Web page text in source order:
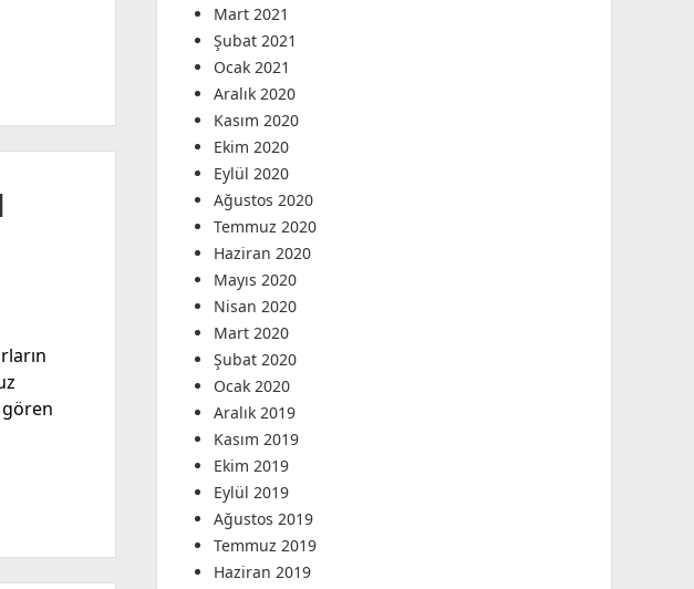
gören
Mart 2021
Şubat 2021
Ocak 2021
Aralık 2020
Kasım 2020
Ekim 2020
Eylül 2020
Ağustos 2020
Temmuz 2020
Haziran 2020
Mayıs 2020
Nisan 2020
Mart 2020
Şubat 2020
Ocak 2020
Aralık 2019
Kasım 2019
Ekim 2019
Eylül 2019
Ağustos 2019
Temmuz 2019
Haziran 2019